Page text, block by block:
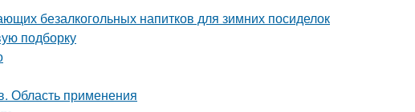
безалкогольных напитков для зимних посиделок
подборку
Область применения